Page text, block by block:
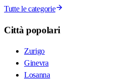
Tutte le categorie
Città popolari
Zurigo
Ginevra
Losanna